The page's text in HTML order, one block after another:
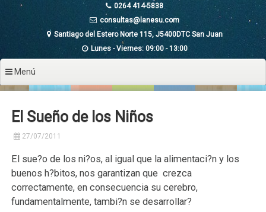
0264 414-5838
consultas@lanesu.com
Santiago del Estero Norte 115, J5400DTC San Juan
Lunes - Viernes: 09:00 - 13:00
Menú
El Sueño de los Niños
27/07/2011
El sue?o de los ni?os, al igual que la alimentaci?n y los
buenos h?bitos, nos garantizan que crezca
correctamente, en consecuencia su cerebro,
fundamentalmente, tambi?n se desarrollar?